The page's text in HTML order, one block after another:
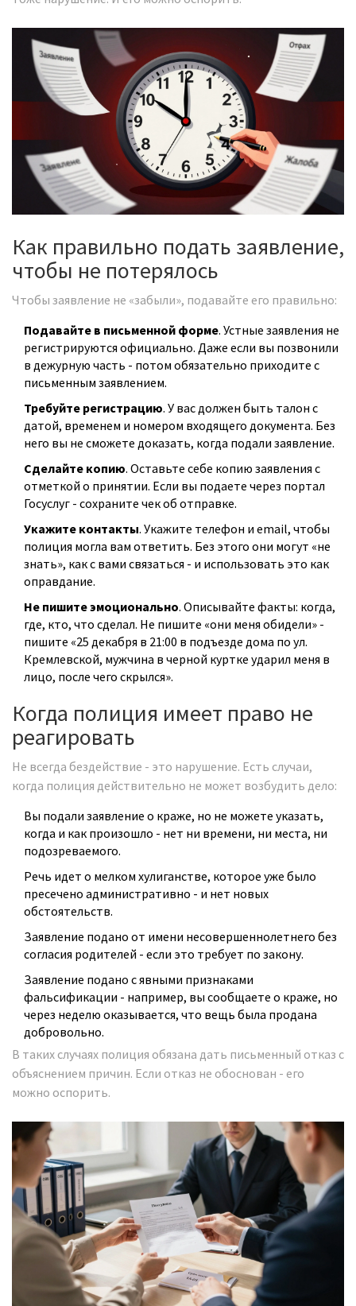
Как правильно подать заявление,
чтобы не потерялось
Чтобы заявление не «забыли», подавайте его правильно:
Подавайте в письменной форме. Устные заявления не
регистрируются официально. Даже если вы позвонили
в дежурную часть - потом обязательно приходите с
письменным заявлением.
Требуйте регистрацию. У вас должен быть талон с
датой, временем и номером входящего документа. Без
него вы не сможете доказать, когда подали заявление.
Сделайте копию. Оставьте себе копию заявления с
отметкой о принятии. Если вы подаете через портал
Госуслуг - сохраните чек об отправке.
Укажите контакты. Укажите телефон и email, чтобы
полиция могла вам ответить. Без этого они могут «не
знать», как с вами связаться - и использовать это как
оправдание.
Не пишите эмоционально. Описывайте факты: когда,
где, кто, что сделал. Не пишите «они меня обидели» -
пишите «25 декабря в 21:00 в подъезде дома по ул.
Кремлевской, мужчина в черной куртке ударил меня в
лицо, после чего скрылся».
Когда полиция имеет право не
реагировать
Не всегда бездействие - это нарушение. Есть случаи,
когда полиция действительно не может возбудить дело:
Вы подали заявление о краже, но не можете указать,
когда и как произошло - нет ни времени, ни места, ни
подозреваемого.
Речь идет о мелком хулиганстве, которое уже было
пресечено административно - и нет новых
обстоятельств.
Заявление подано от имени несовершеннолетнего без
согласия родителей - если это требует по закону.
Заявление подано с явными признаками
фальсификации - например, вы сообщаете о краже, но
через неделю оказывается, что вещь была продана
добровольно.
В таких случаях полиция обязана дать письменный отказ с
объяснением причин. Если отказ не обоснован - его
можно оспорить.